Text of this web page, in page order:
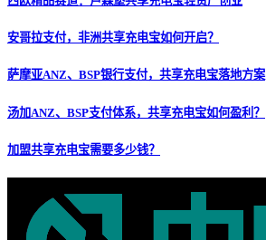
安哥拉支付，非洲共享充电宝如何开启？
萨摩亚ANZ、BSP银行支付，共享充电宝落地方案
汤加ANZ、BSP支付体系，共享充电宝如何盈利？
加盟共享充电宝需要多少钱？